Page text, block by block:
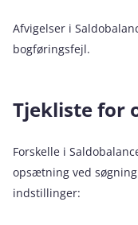
Afvigelser i
bogføringsfejl.
Tjekliste for
Forskelle i
opsætning ved
indstillinger: